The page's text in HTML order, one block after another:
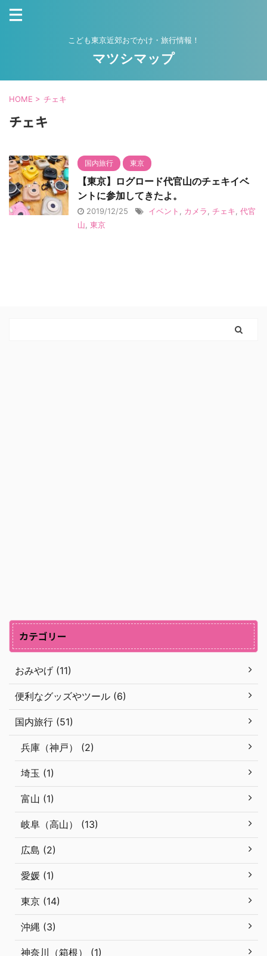
こども東京近郊おでかけ・旅行情報！
マツシマップ
HOME > チェキ
チェキ
国内旅行 東京
【東京】ログロード代官山のチェキイベ
ントに参加してきたよ。
2019/12/25 イベント カメラ チェキ 代官
山 東京
カテゴリー
おみやげ (11)
便利なグッズやツール (6)
国内旅行 (51)
兵庫（神戸） (2)
埼玉 (1)
富山 (1)
岐阜（高山） (13)
広島 (2)
愛媛 (1)
東京 (14)
沖縄 (3)
神奈川（箱根） (1)